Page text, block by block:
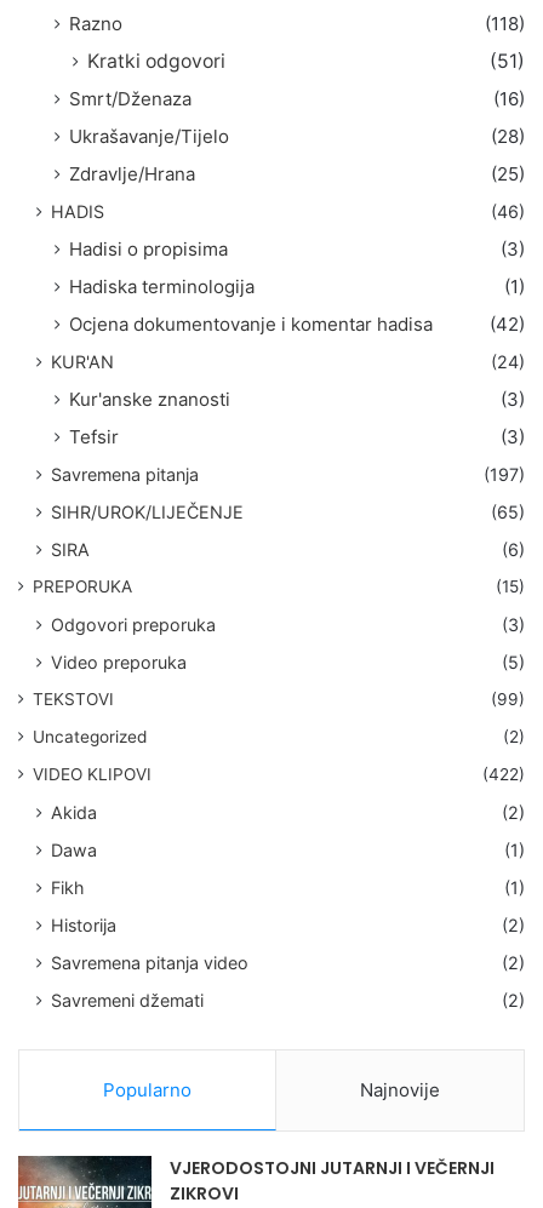
Razno
(118)
Kratki odgovori
(51)
Smrt/Dženaza
(16)
Ukrašavanje/Tijelo
(28)
Zdravlje/Hrana
(25)
HADIS (46)
Hadisi o propisima
(3)
Hadiska terminologija
(1)
Ocjena dokumentovanje i komentar hadisa
(42)
KUR'AN (24)
Kur'anske znanosti
(3)
Tefsir
(3)
Savremena pitanja
(197)
SIHR/UROK/LIJEČENJE
(65)
SIRA
(6)
PREPORUKA (15)
Odgovori preporuka
(3)
Video preporuka
(5)
TEKSTOVI
(99)
Uncategorized
(2)
VIDEO KLIPOVI
(422)
Akida
(2)
Dawa
(1)
Fikh
(1)
Historija
(2)
Savremena pitanja video
(2)
Savremeni džemati
(2)
Popularno Najnovije
VJERODOSTOJNI JUTARNJI I VEČERNJI
ZIKROVI